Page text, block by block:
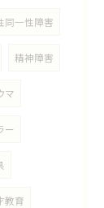
同一性障害
精神障害
マ
ー
教育